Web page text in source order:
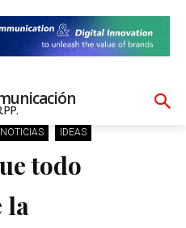
NOTICIAS IDEAS
todo
la